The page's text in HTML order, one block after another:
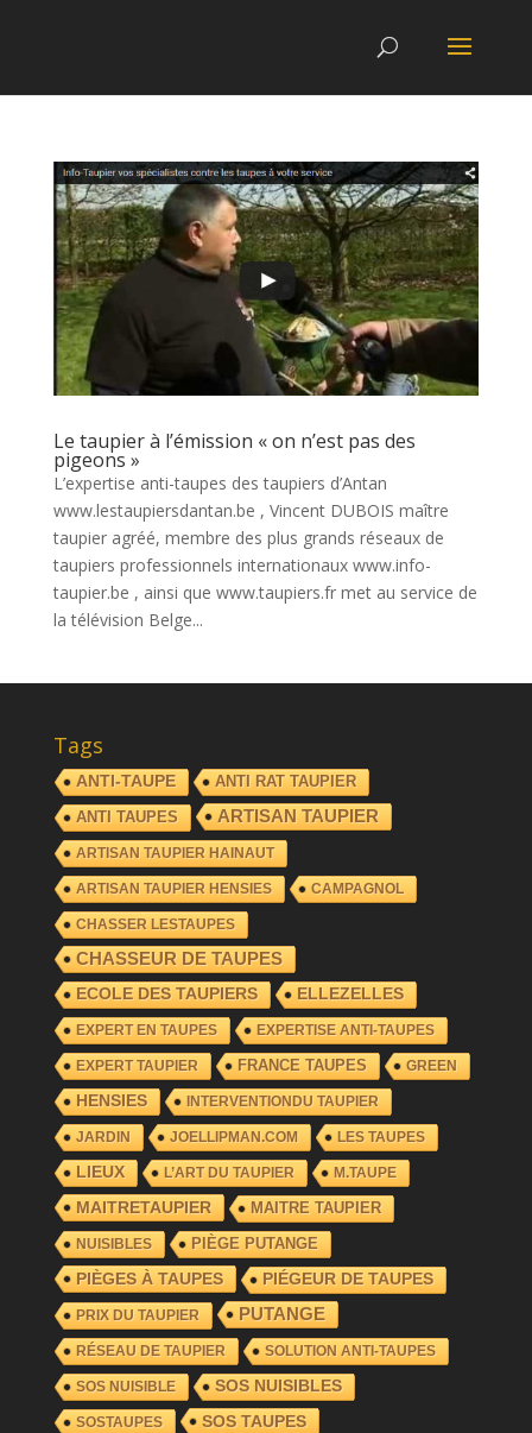
Le taupier à l’émission « on n’est pas des
pigeons »
L’expertise anti-taupes des taupiers d’Antan
www.lestaupiersdantan.be , Vincent DUBOIS maître
taupier agréé, membre des plus grands réseaux de
taupiers professionnels internationaux www.info-
taupier.be , ainsi que www.taupiers.fr met au service de
la télévision Belge...
Tags
ANTI-TAUPE
ANTI RAT TAUPIER
ANTI TAUPES
ARTISAN TAUPIER
ARTISAN TAUPIER HAINAUT
ARTISAN TAUPIER HENSIES CAMPAGNOL
CHASSER LESTAUPES
CHASSEUR DE TAUPES
ECOLE DES TAUPIERS ELLEZELLES
EXPERT EN TAUPES EXPERTISE ANTI-TAUPES
EXPERT TAUPIER FRANCE TAUPES GREEN
HENSIES INTERVENTIONDU TAUPIER
JARDIN JOELLIPMAN.COM LES TAUPES
LIEUX L’ART DU TAUPIER M.TAUPE
MAITRETAUPIER MAITRE TAUPIER
NUISIBLES PIÈGE PUTANGE
PIÈGES À TAUPES PIÉGEUR DE TAUPES
PRIX DU TAUPIER PUTANGE
RÉSEAU DE TAUPIER SOLUTION ANTI-TAUPES
SOS NUISIBLE SOS NUISIBLES
SOSTAUPES SOS TAUPES